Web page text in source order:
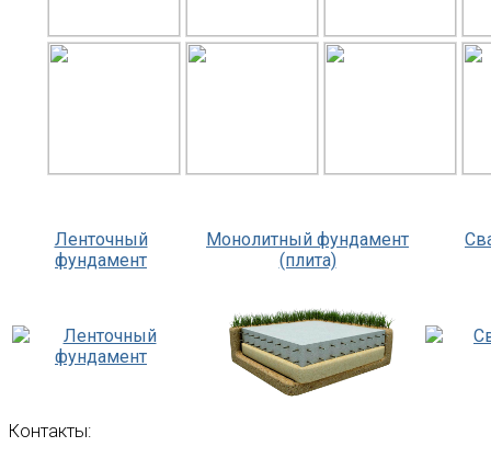
Ленточный
фундамент
Монолитный фундамент
(плита)
Контакты: